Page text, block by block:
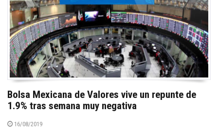
Bolsa Mexicana de Valores vive un repunte de
1.9% tras semana muy negativa
16/08/2019